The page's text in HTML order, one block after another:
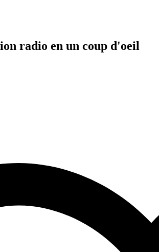
radio en un coup d'oeil